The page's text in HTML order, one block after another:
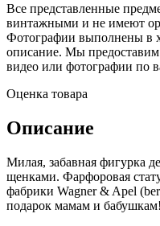
Все представленные
винтажными и не имеют
Фотографии выполнены в
описание. Мы
видео или фотографии по
Оценка товара
Описание
Милая, забавная фигурка
щенками. Фарфоровая
фабрики Wagner & Apel
подарок мамам и бабушкам!